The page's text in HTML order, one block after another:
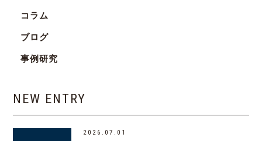
コラム
ブログ
事例研究
NEW ENTRY
2026.07.01